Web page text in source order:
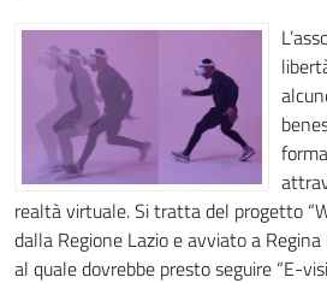
realtà virtuale. Si tratta del progetto
dalla Regione Lazio e avviato a
al quale dovrebbe presto seguire “E-